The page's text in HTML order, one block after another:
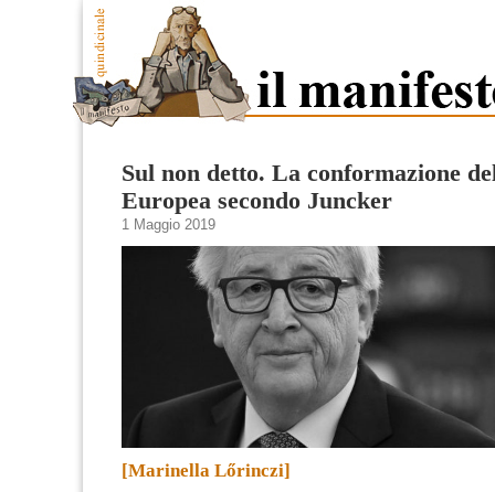
Sul non detto. La conformazione
Europea secondo Juncker
1 Maggio 2019
[Marinella Lőrinczi]